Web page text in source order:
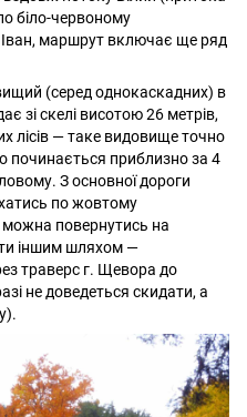
біло-червоному
маршрут включає ще ряд
(серед однокаскадних) в
зі скелі висотою 26 метрів,
лісів — таке видовище точно
починається приблизно за 4
З основної дороги
по жовтому
повернутись на
іншим шляхом —
траверс г. Щевора до
не доведеться скидати, а